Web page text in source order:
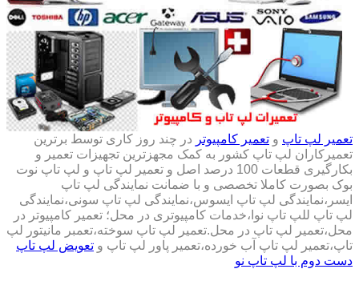
تعمیر لپ تاپ و تعمیر کامپیوتر در چند روز کاری توسط برترین
تعمیرکاران لپ تاپ کشور به کمک مجهزترین تجهیزات تعمیر و
بکارگیری قطعات 100 درصد اصل و تعمیر لپ تاپ و لپ تاپ نوت
بوک بصورت کاملا تخصصی و با ضمانت نمایندگی لپ تاپ
ایسر،نمایندگی لپ تاپ ایسوس،نمایندگی لپ تاپ سونی،نمایندگی
لپ تاپ للپ تاپ نوا،خدمات کامپیوتری در محل؛ تعمیر کامپیوتر در
محل،تعمیر لپ تاپ در محل.تعمیر لپ تاپ سوخته،تعمبر مانیتور لپ
تاپ،تعمیر لپ تاپ آب خورده،تعمیر پاور لپ تاپ و تعویض لپ تاپ
دست دوم با لپ تاپ نو